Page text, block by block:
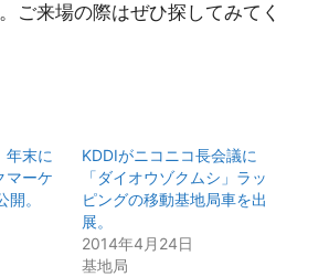
ご来場の際はぜひ探してみてく
年末に
マーケ
。
KDDIがニコニコ長会議に
「ダイオウゾクムシ」ラッ
ピングの移動基地局車を出
展。
2014年4月24日
基地局